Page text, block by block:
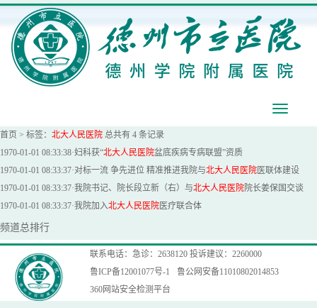
导
航
首页 > 标签： 北大人民医院 总共有 4 条记录
1970-01-01 08:33:38·妇科获“北大人民医院盆底疾病专病联盟”资质
1970-01-01 08:33:37·对标一流 争先进位 精准推进我院与北大人民医院医联体建设
1970-01-01 08:33:37·我院书记、院长段立新（右）与北大人民医院院长姜保国交谈
1970-01-01 08:33:37·我院加入北大人民医院医疗联合体
频道总排行
联系电话：急诊：2638120 投诉建议：2260000
鲁ICP备12001077号-1
鲁公网安备11010802014853
360网站安全检测平台